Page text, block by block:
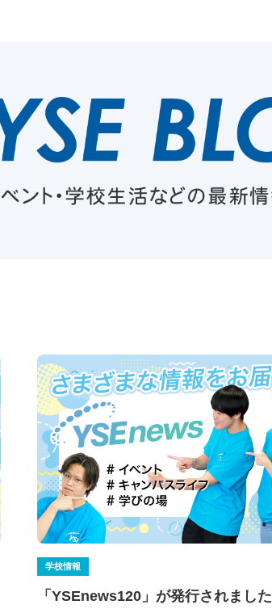
学校情報
「YSEnews120」が発行されました